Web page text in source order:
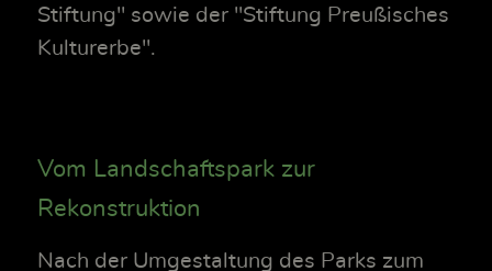
Stiftung" sowie der "Stiftung Preußisches
Kulturerbe".
Vom Landschaftspark zur
Rekonstruktion
Nach der Umgestaltung des Parks zum